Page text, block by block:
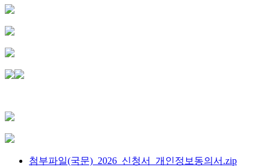
첨부파일(국문)_2026_신청서_개인정보동의서.zip